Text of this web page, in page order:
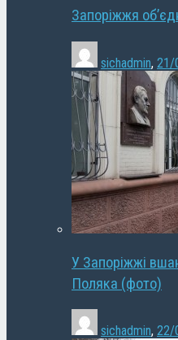
Запоріжжя
sichadmin, 21/
У Запоріжжі
Поляка (фото)
sichadmin, 22/